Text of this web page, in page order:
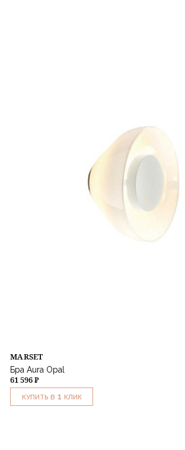
MARSET
Бра Aura Opal
61 596 ₽
КУПИТЬ В 1 КЛИК